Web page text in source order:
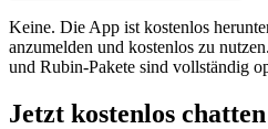
Keine. Die App ist kostenlos
anzumelden und kostenlos zu
und Rubin-Pakete sind vollständig
Jetzt kostenlos chatten